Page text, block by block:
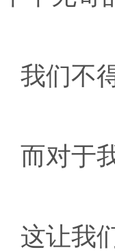
我们不
而对于
这让我